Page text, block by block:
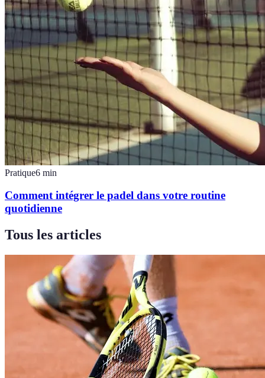
Pratique6 min
Comment intégrer le padel dans votre routine
quotidienne
Tous les articles